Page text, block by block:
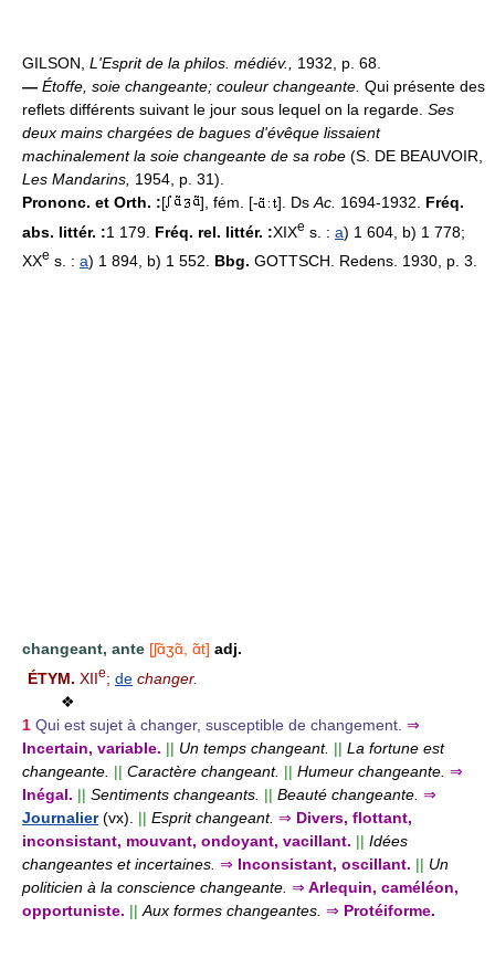
GILSON, L'Esprit de la philos. médiév., 1932, p. 68.
— Étoffe, soie changeante; couleur changeante. Qui présente des
reflets différents suivant le jour sous lequel on la regarde. Ses
deux mains chargées de bagues d'évêque lissaient
machinalement la soie changeante de sa robe (S. DE BEAUVOIR,
Les Mandarins, 1954, p. 31).
Prononc. et Orth. :[ ], fém. [- ]. Ds Ac. 1694-1932. Fréq.
abs. littér. :1 179. Fréq. rel. littér. :XIXe s. : a) 1 604, b) 1 778;
XXe s. : a) 1 894, b) 1 552. Bbg. GOTTSCH. Redens. 1930, p. 3.
changeant, ante [ʃɑ̃ʒɑ̃, ɑ̃t] adj.
ÉTYM. XIIe; de changer.
❖
1 Qui est sujet à changer, susceptible de changement. ⇒
Incertain, variable. || Un temps changeant. || La fortune est
changeante. || Caractère changeant. || Humeur changeante. ⇒
Inégal. || Sentiments changeants. || Beauté changeante. ⇒
Journalier (vx). || Esprit changeant. ⇒ Divers, flottant,
inconsistant, mouvant, ondoyant, vacillant. || Idées
changeantes et incertaines. ⇒ Inconsistant, oscillant. || Un
politicien à la conscience changeante. ⇒ Arlequin, caméléon,
opportuniste. || Aux formes changeantes. ⇒ Protéiforme.